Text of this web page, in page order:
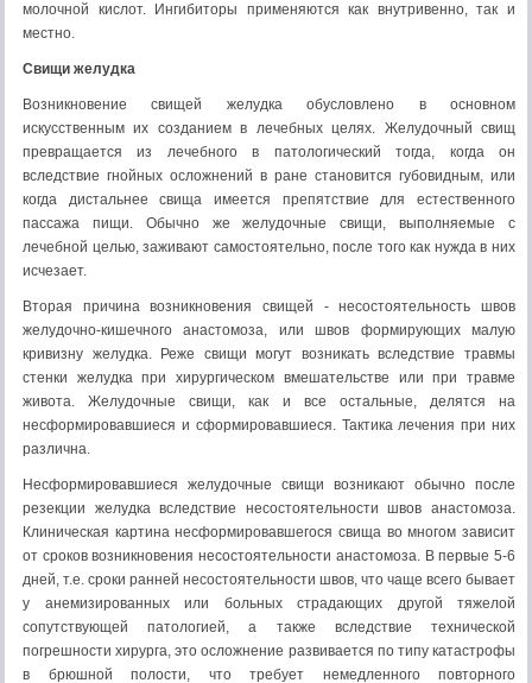
молочной кислот. Ингибиторы применяются как внутривенно, так и
местно.
Свищи желудка
Возникновение свищей желудка обусловлено в основном
искусственным их созданием в лечебных целях. Желудочный свищ
превращается из лечебного в патологический тогда, когда он
вследствие гнойных осложнений в ране становится губовидным, или
когда дистальнее свища имеется препятствие для естественного
пассажа пищи. Обычно же желудочные свищи, выполняемые с
лечебной целью, заживают самостоятельно, после того как нужда в них
исчезает.
Вторая причина возникновения свищей - несостоятельность швов
желудочно-кишечного анастомоза, или швов формирующих малую
кривизну желудка. Реже свищи могут возникать вследствие травмы
стенки желудка при хирургическом вмешательстве или при травме
живота. Желудочные свищи, как и все остальные, делятся на
несформировавшиеся и сформировавшиеся. Тактика лечения при них
различна.
Несформировавшиеся желудочные свищи возникают обычно после
резекции желудка вследствие несостоятельности швов анастомоза.
Клиническая картина несформировавшегося свища во многом зависит
от сроков возникновения несостоятельности анастомоза. В первые 5-6
дней, т.е. сроки ранней несостоятельности швов, что чаще всего бывает
у анемизированных или больных страдающих другой тяжелой
сопутствующей патологией, а также вследствие технической
погрешности хирурга, это осложнение развивается по типу катастрофы
в брюшной полости, что требует немедленного повторного